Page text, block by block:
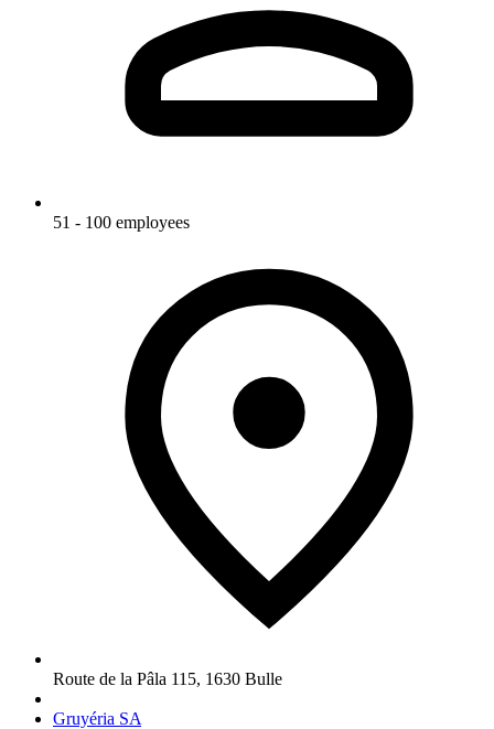
51 - 100 employees
Route de la Pâla 115, 1630 Bulle
Gruyéria SA